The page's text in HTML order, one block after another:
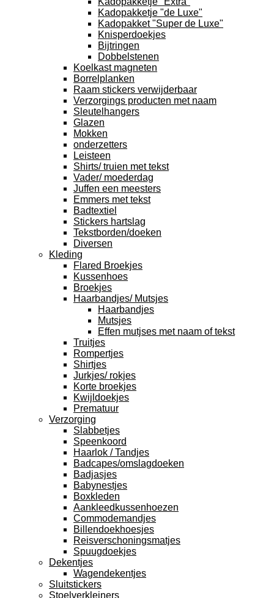
Kadopakketje "de Luxe"
Kadopakket "Super de Luxe"
Knisperdoekjes
Bijtringen
Dobbelstenen
Koelkast magneten
Borrelplanken
Raam stickers verwijderbaar
Verzorgings producten met naam
Sleutelhangers
Glazen
Mokken
onderzetters
Leisteen
Shirts/ truien met tekst
Vader/ moederdag
Juffen een meesters
Emmers met tekst
Badtextiel
Stickers hartslag
Tekstborden/doeken
Diversen
Kleding
Flared Broekjes
Kussenhoes
Broekjes
Haarbandjes/ Mutsjes
Haarbandjes
Mutsjes
Effen mutjses met naam of tekst
Truitjes
Rompertjes
Shirtjes
Jurkjes/ rokjes
Korte broekjes
Kwijldoekjes
Prematuur
Verzorging
Slabbetjes
Speenkoord
Haarlok / Tandjes
Badcapes/omslagdoeken
Badjasjes
Babynestjes
Boxkleden
Aankleedkussenhoezen
Commodemandjes
Billendoekhoesjes
Reisverschoningsmatjes
Spuugdoekjes
Dekentjes
Wagendekentjes
Sluitstickers
Stoelverkleiners